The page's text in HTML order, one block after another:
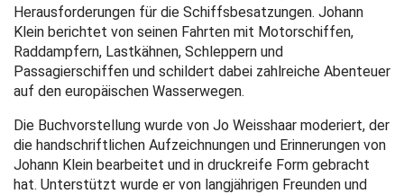
Herausforderungen für die Schiffsbesatzungen. Johann
Klein berichtet von seinen Fahrten mit Motorschiffen,
Raddampfern, Lastkähnen, Schleppern und
Passagierschiffen und schildert dabei zahlreiche Abenteuer
auf den europäischen Wasserwegen.
Die Buchvorstellung wurde von Jo Weisshaar moderiert, der
die handschriftlichen Aufzeichnungen und Erinnerungen von
Johann Klein bearbeitet und in druckreife Form gebracht
hat. Unterstützt wurde er von langjährigen Freunden und